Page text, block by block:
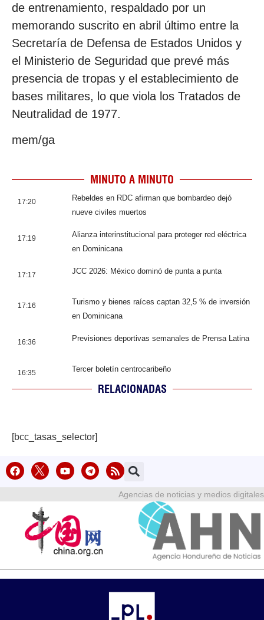
de entrenamiento, respaldado por un
memorando suscrito en abril último entre la
Secretaría de Defensa de Estados Unidos y
el Ministerio de Seguridad que prevé más
presencia de tropas y el establecimiento de
bases militares, lo que viola los Tratados de
Neutralidad de 1977.
mem/ga
MINUTO A MINUTO
17:20
Rebeldes en RDC afirman que bombardeo dejó
nueve civiles muertos
17:19
Alianza interinstitucional para proteger red eléctrica
en Dominicana
17:17 JCC 2026: México dominó de punta a punta
17:16
Turismo y bienes raíces captan 32,5 % de inversión
en Dominicana
16:36 Previsiones deportivas semanales de Prensa Latina
16:35 Tercer boletín centrocaribeño
RELACIONADAS
[bcc_tasas_selector]
Agencias de noticias y medios digitales